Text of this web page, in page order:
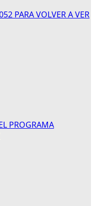
PARA VOLVER A VER
PROGRAMA